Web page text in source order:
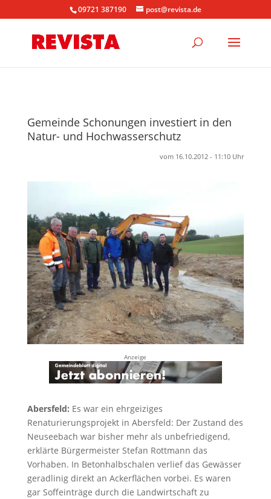
09721 387190 post@revista.de
Gemeinde Schonungen investiert in den
Natur- und Hochwasserschutz
vom 16.10.2012 - 11:10 Uhr
Anzeige
Abersfeld: Es war ein ehrgeiziges
Renaturierungsprojekt in Abersfeld: Der Zustand des
Neuseebach war bisher mehr als unbefriedigend,
erklärte Bürgermeister Stefan Rottmann das
Vorhaben. In Betonhalbschalen verlief das Gewässer
geradlinig direkt an Ackerflächen vorbei. Es waren
gar Soffeinträge durch die Landwirtschaft zu